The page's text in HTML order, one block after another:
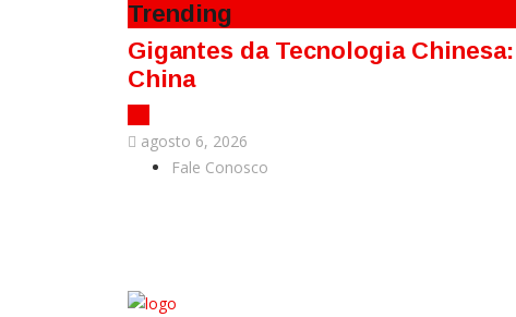
Trending
Gigantes da Tecnologia
China
agosto 6, 2026
Fale Conosco